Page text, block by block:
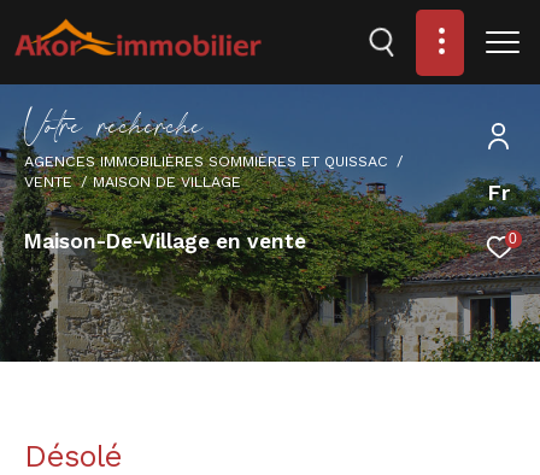
Fr
0
Votre recherche
AGENCES IMMOBILIÈRES SOMMIÈRES ET QUISSAC
VENTE
MAISON DE VILLAGE
Maison-De-Village en vente
Désolé